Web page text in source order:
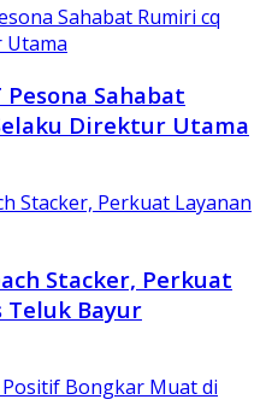
Sahabat
Direktur Utama
Stacker, Perkuat
Teluk Bayur